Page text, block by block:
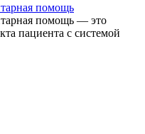
помощь
помощь — это
пациента с системой